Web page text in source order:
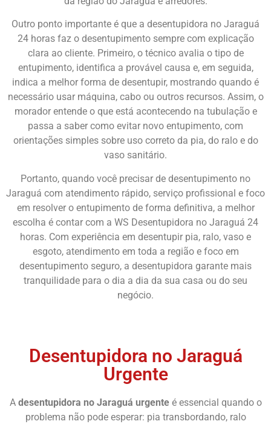
Outro ponto importante é que a desentupidora no Jaraguá
24 horas faz o desentupimento sempre com explicação
clara ao cliente. Primeiro, o técnico avalia o tipo de
entupimento, identifica a provável causa e, em seguida,
indica a melhor forma de desentupir, mostrando quando é
necessário usar máquina, cabo ou outros recursos. Assim, o
morador entende o que está acontecendo na tubulação e
passa a saber como evitar novo entupimento, com
orientações simples sobre uso correto da pia, do ralo e do
vaso sanitário.
Portanto, quando você precisar de desentupimento no
Jaraguá com atendimento rápido, serviço profissional e foco
em resolver o entupimento de forma definitiva, a melhor
escolha é contar com a WS Desentupidora no Jaraguá 24
horas. Com experiência em desentupir pia, ralo, vaso e
esgoto, atendimento em toda a região e foco em
desentupimento seguro, a desentupidora garante mais
tranquilidade para o dia a dia da sua casa ou do seu
negócio.
Desentupidora no Jaraguá
Urgente
A desentupidora no Jaraguá urgenteé essencial quando o
problema não pode esperar: pia transbordando, ralo